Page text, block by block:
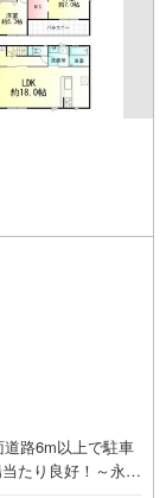
路6m以上で駐車
たり良好！～永大